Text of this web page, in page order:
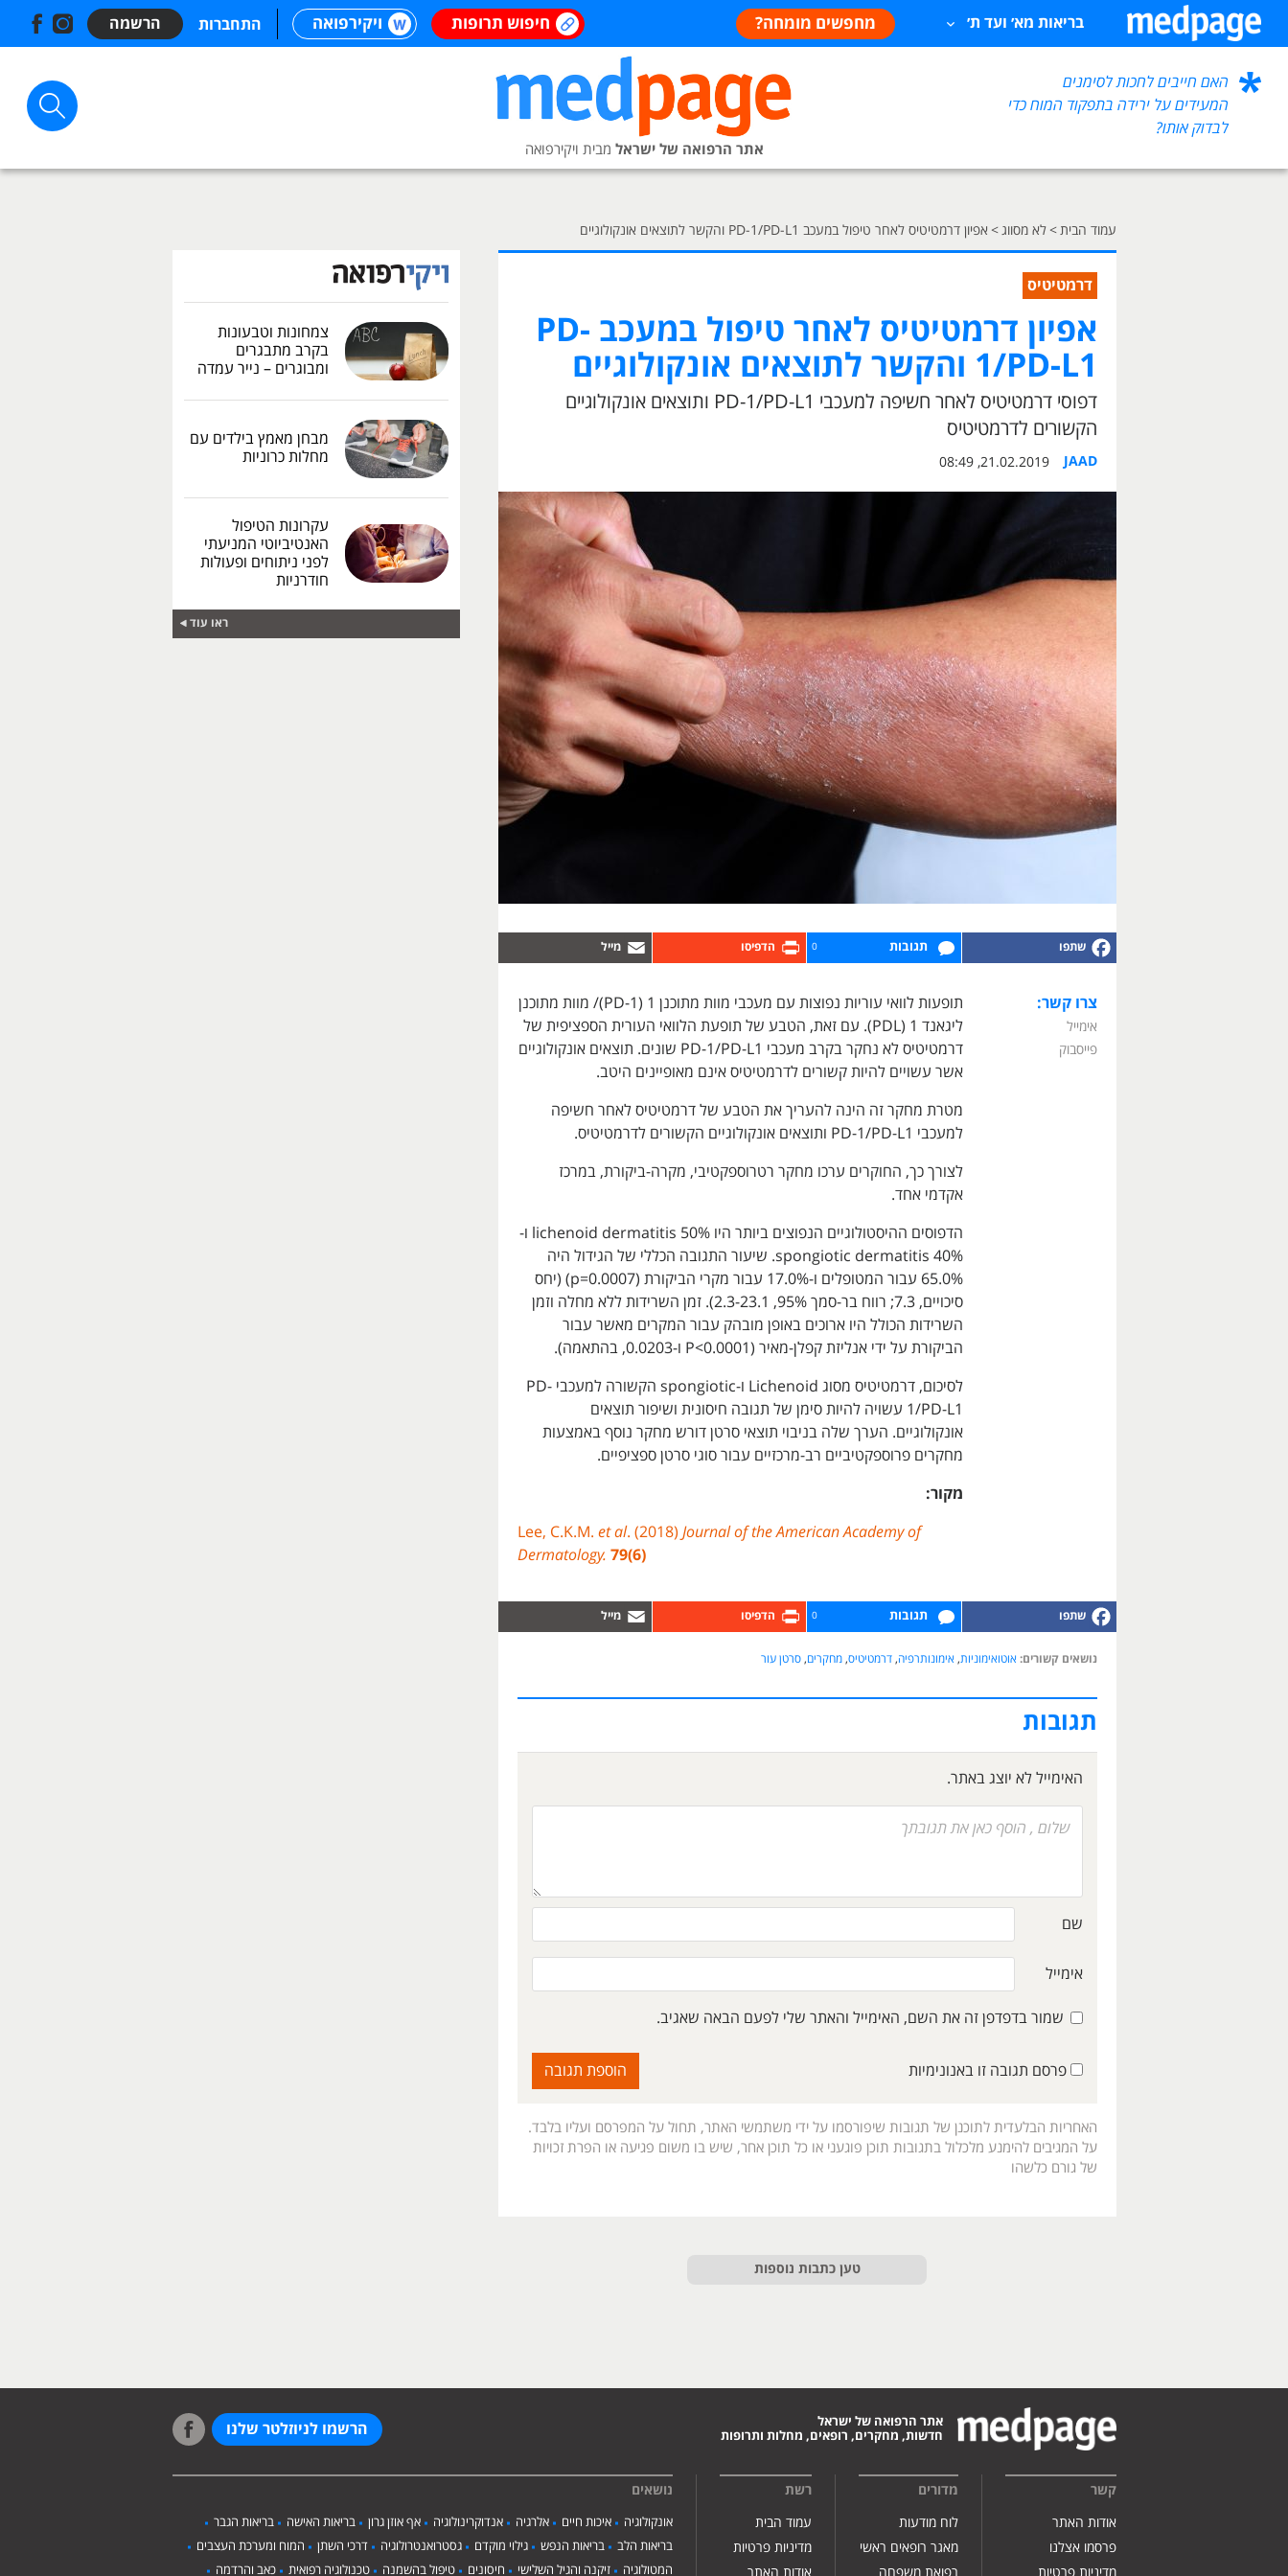
בריאות מא׳ ועד ת׳ מחפשים מומחה? חיפוש תרופות ויקירפואה התחברות הרשמה
האם חייבים לחכות לסימנים
המעידים על ירידה בתפקוד המוח כדי
לבדוק אותו?
אתר הרפואה של ישראל מבית ויקירפואה
עמוד הבית > לא מסווג > אפיון דרמטיטיס לאחר טיפול במעכב PD-1/PD-L1 והקשר לתוצאים אונקולוגיים
דרמטיטיס
אפיון דרמטיטיס לאחר טיפול במעכב PD-
1/PD-L1 והקשר לתוצאים אונקולוגיים
דפוסי דרמטיטיס לאחר חשיפה למעכבי PD-1/PD-L1 ותוצאים אונקולוגיים
הקשורים לדרמטיטיס
JAAD
21.02.2019, 08:49
תגובות 0
צרו קשר:
אימייל
פייסבוק
תופעות לוואי עוריות נפוצות עם מעכבי מוות מתוכנן 1 (PD-1)/ מוות מתוכנן
ליגאנד 1 (PDL). עם זאת, הטבע של תופעת הלוואי העורית הספציפית של
דרמטיטיס לא נחקר בקרב מעכבי PD-1/PD-L1 שונים. תוצאים אונקולוגיים
אשר עשויים להיות קשורים לדרמטיטיס אינם מאופיינים היטב.
מטרת מחקר זה הינה להעריך את הטבע של דרמטיטיס לאחר חשיפה
למעכבי PD-1/PD-L1 ותוצאים אונקולוגיים הקשורים לדרמטיטיס.
לצורך כך, החוקרים ערכו מחקר רטרוספקטיבי, מקרה-ביקורת, במרכז
אקדמי אחד.
הדפוסים ההיסטולוגיים הנפוצים ביותר היו lichenoid dermatitis 50% ו-
spongiotic dermatitis 40%. שיעור התגובה הכללי של הגידול היה
65.0% עבור המטופלים ו-17.0% עבור מקרי הביקורת (p=0.0007) (יחס
סיכויים, 7.3; רווח בר-סמך 95%, 2.3-23.1). זמן השרידות ללא מחלה וזמן
השרידות הכולל היו ארוכים באופן מובהק עבור המקרים מאשר עבור
הביקורת על ידי אנליזת קפלן-מאיר (P<0.0001 ו-0.0203, בהתאמה).
לסיכום, דרמטיטיס מסוג Lichenoid ו-spongiotic הקשורה למעכבי PD-
1/PD-L1 עשויה להיות סימן של תגובה חיסונית ושיפור תוצאים
אונקולוגיים. הערך שלה בניבוי תוצאי סרטן דורש מחקר נוסף באמצעות
מחקרים פרוספקטיביים רב-מרכזיים עבור סוגי סרטן ספציפיים.
מקור:
Lee, C.K.M. et al. (2018) Journal of the American Academy of
Dermatology. 79(6)
תגובות 0
נושאים קשורים: אוטואימוניות,אימונותרפיה,דרמטיטיס,מחקרים,סרטן עור
תגובות
האימייל לא יוצג באתר.
שם
אימייל
שמור בדפדפן זה את השם, האימייל והאתר שלי לפעם הבאה שאגיב.
פרסם תגובה זו באנונימיות
האחריות הבלעדית לתוכנן של תגובות שיפורסמו על ידי משתמשי האתר, תחול על המפרסם ועליו בלבד.
על המגיבים להימנע מלכלול בתגובות תוכן פוגעני או כל תוכן אחר, שיש בו משום פגיעה או הפרת זכויות
של גורם כלשהו
טען כתבות נוספות
צמחונות וטבעונות
בקרב מתבגרים
ומבוגרים – נייר עמדה
מבחן מאמץ בילדים עם
מחלות כרוניות
עקרונות הטיפול
האנטיביוטי המניעתי
לפני ניתוחים ופעולות
חודרניות
ראו עוד
אתר הרפואה של ישראל
חדשות, מחקרים, רופאים, מחלות ותרופות
הרשמו לניוזלטר שלנו
קשר
אודות האתר
פרסמו אצלנו
מדורים
לוח מודעות
מאגר רופאים ראשי
רשת
עמוד הבית
מדיניות פרטיות
נושאים
אונקולוגיה איכות חיים אלרגיה אנדוקרינולוגיה אף אוזן גרון בריאות האישה
בריאות הגבר
בריאות הלב
בריאות הנפש גילוי מוקדם גסטרואנטרולוגיה דרכי השתן
המוח ומערכת העצבים
המטולוגיה
זיקנה והגיל השלישי חיסונים טיפול בהשמנה טכנולוגיה רפואית כאב והרדמה